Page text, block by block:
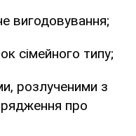
вигодовування;
сімейного типу;
розлученими з
про